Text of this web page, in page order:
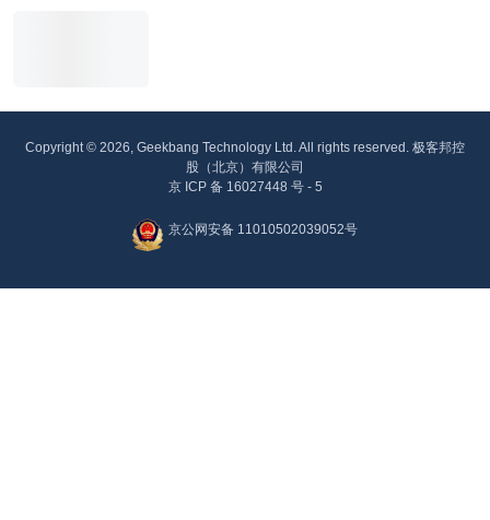
Copyright © 2026, Geekbang Technology Ltd. All rights reserved. 极客邦控
股（北京）有限公司
京 ICP 备 16027448 号 - 5
京公网安备 11010502039052号